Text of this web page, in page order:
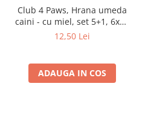
Club 4 Paws, Hrana umeda
caini - cu miel, set 5+1, 6x80
g
12,50 Lei
ADAUGA IN COS